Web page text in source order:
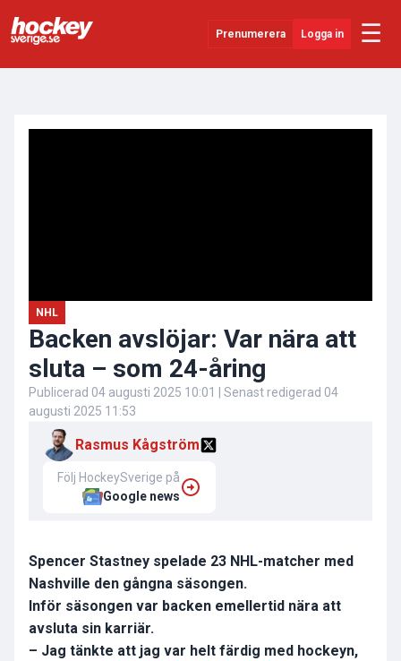
Prenumerera Logga in ☰
NHL
Backen avslöjar: Var nära att
sluta – som 24-åring
Publicerad 04 augusti 2025 10:01 | Senast redigerad 04
augusti 2025 11:53
Rasmus Kågström
Följ HockeySverige på
Google news
Spencer Stastney spelade 23 NHL-matcher med
Nashville den gångna säsongen.
Inför säsongen var backen emellertid nära att
avsluta sin karriär.
– Jag tänkte att jag var helt färdig med hockeyn,